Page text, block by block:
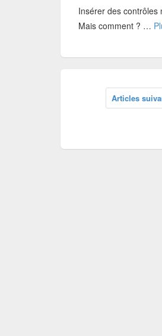
Insérer des contrôles
Mais comment ? …
Articles